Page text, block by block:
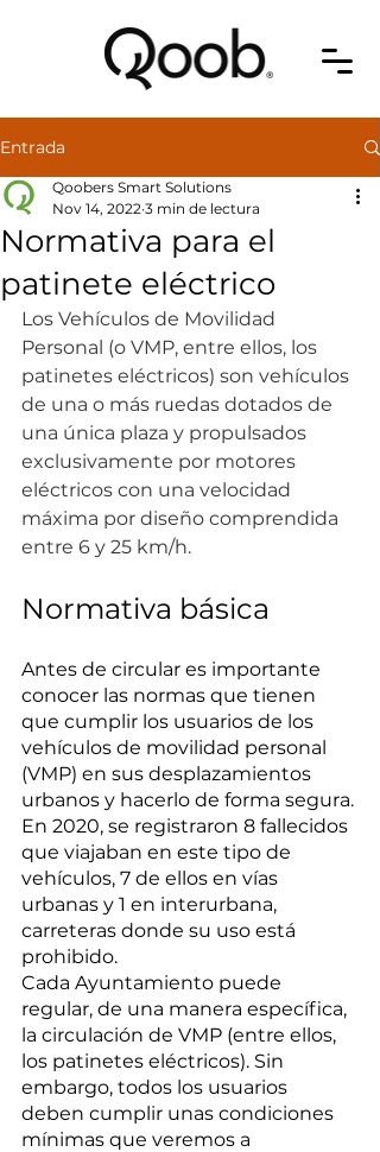
Entrada
Normativa para el
patinete eléctrico
Qoobers Smart Solutions
Nov 14, 2022 3 min de lectura
Los Vehículos de Movilidad
Personal (o VMP, entre ellos, los
patinetes eléctricos) son vehículos
de una o más ruedas dotados de
una única plaza y propulsados
exclusivamente por motores
eléctricos con una velocidad
máxima por diseño comprendida
entre 6 y 25 km/h.
Normativa básica
Antes de circular es importante
conocer las normas que tienen
que cumplir los usuarios de los
vehículos de movilidad personal
(VMP) en sus desplazamientos
urbanos y hacerlo de forma segura.
En 2020, se registraron 8 fallecidos
que viajaban en este tipo de
vehículos, 7 de ellos en vías
urbanas y 1 en interurbana,
carreteras donde su uso está
prohibido.
Cada Ayuntamiento puede
regular, de una manera específica,
la circulación de VMP (entre ellos,
los patinetes eléctricos). Sin
embargo, todos los usuarios
deben cumplir unas condiciones
mínimas que veremos a